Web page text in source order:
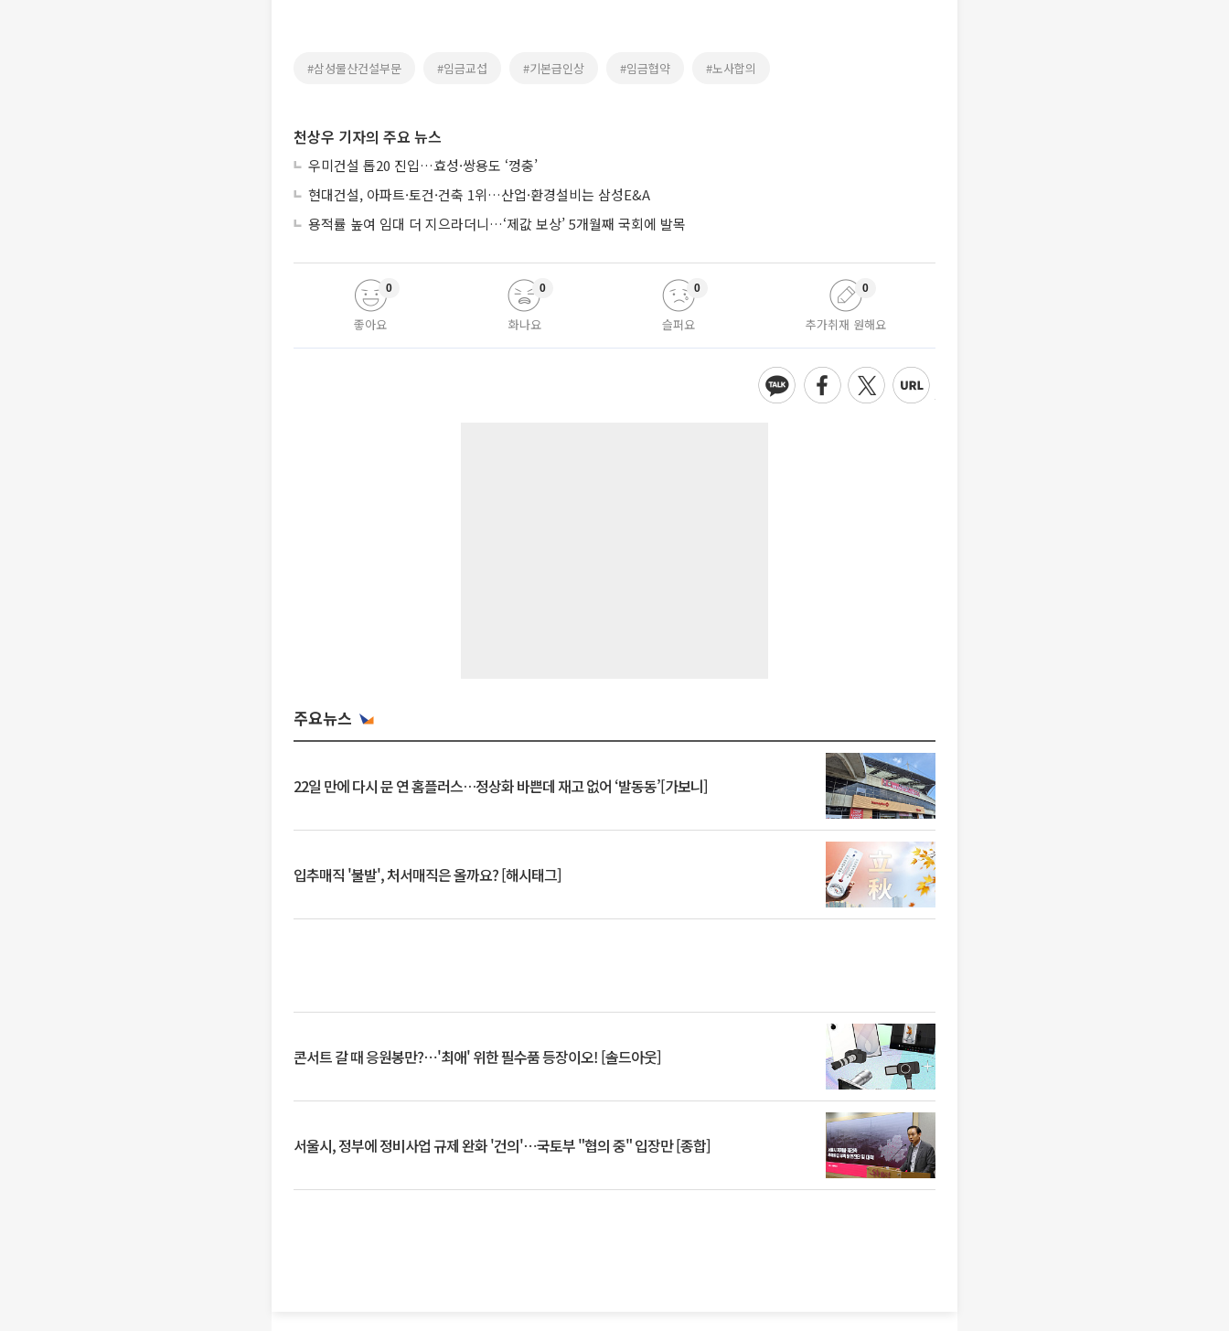
#삼성물산건설부문 #임금교섭 #기본급인상 #임금협약 #노사합의
천상우 기자의 주요 뉴스
우미건설 톱20 진입…효성·쌍용도 ‘껑충’
현대건설, 아파트·토건·건축 1위…산업·환경설비는 삼성E&A
용적률 높여 임대 더 지으라더니…‘제값 보상’ 5개월째 국회에 발목
좋아요
0
화나요
0
슬퍼요
0
추가취재 원해요
0
주요뉴스
22일 만에 다시 문 연 홈플러스…정상화 바쁜데 재고 없어 ‘발동동’[가보니]
입추매직 '불발', 처서매직은 올까요? [해시태그]
콘서트 갈 때 응원봉만?⋯'최애' 위한 필수품 등장이오! [솔드아웃]
서울시, 정부에 정비사업 규제 완화 '건의'⋯국토부 "협의 중" 입장만 [종합]